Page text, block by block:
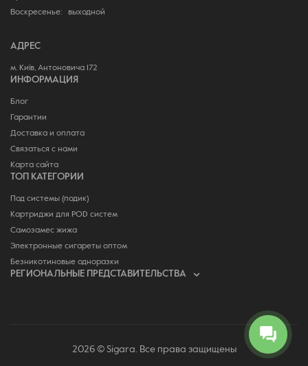
Воскресенье: выходной
АДРЕС
м. Київ, Антоновича 172
ИНФОРМАЦИЯ
Блог
Гарантии
Доставка и оплата
Связаться с нами
Карта сайта
ТОП КАТЕГОРИИ
Под системы (подик)
Картриджи для POD систем
Самозамес жижа
Электронные сигареты оптом
Безникотиновые одноразки
РЕГИОНАЛЬНЫЕ ПРЕДСТАВИТЕЛЬСТВА
2026 © Sigara. Все права защищены